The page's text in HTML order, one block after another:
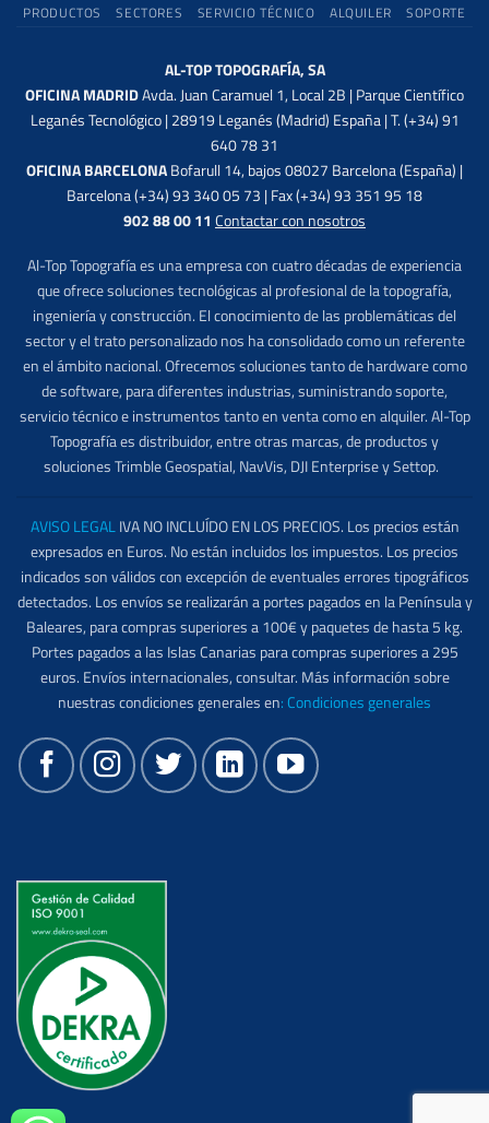
PRODUCTOS SECTORES SERVICIO TÉCNICO ALQUILER SOPORTE
AL-TOP TOPOGRAFÍA, SA
OFICINA MADRIDAvda. Juan Caramuel 1, Local 2B | Parque Científico
Leganés Tecnológico | 28919 Leganés (Madrid) España | T. (+34) 91
640 78 31
OFICINA BARCELONABofarull 14, bajos 08027 Barcelona (España) |
Barcelona (+34) 93 340 05 73 | Fax (+34) 93 351 95 18
902 88 00 11 Contactar con nosotros
Al-Top Topografía es una empresa con cuatro décadas de experiencia
que ofrece soluciones tecnológicas al profesional de la topografía,
ingeniería y construcción. El conocimiento de las problemáticas del
sector y el trato personalizado nos ha consolidado como un referente
en el ámbito nacional. Ofrecemos soluciones tanto de hardware como
de software, para diferentes industrias, suministrando soporte,
servicio técnico e instrumentos tanto en venta como en alquiler. Al-Top
Topografía es distribuidor, entre otras marcas, de productos y
soluciones Trimble Geospatial, NavVis, DJI Enterprise y Settop.
AVISO LEGALIVA NO INCLUÍDO EN LOS PRECIOS. Los precios están
expresados en Euros. No están incluidos los impuestos. Los precios
indicados son válidos con excepción de eventuales errores tipográficos
detectados. Los envíos se realizarán a portes pagados en la Península y
Baleares, para compras superiores a 100€ y paquetes de hasta 5 kg.
Portes pagados a las Islas Canarias para compras superiores a 295
euros. Envíos internacionales, consultar. Más información sobre
nuestras condiciones generales en: Condiciones generales